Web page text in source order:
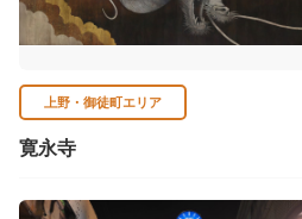
上野・御徒町エリア
寛永寺